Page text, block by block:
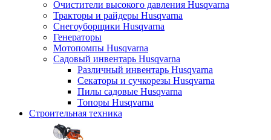
Очистители высокого давления Husqvarna
Тракторы и райдеры Husqvarna
Снегоуборщики Husqvarna
Генераторы
Мотопомпы Husqvarna
Садовый инвентарь Husqvarna
Различный инвентарь Husqvarna
Секаторы и сучкорезы Husqvarna
Пилы садовые Husqvarna
Топоры Husqvarna
Строительная техника